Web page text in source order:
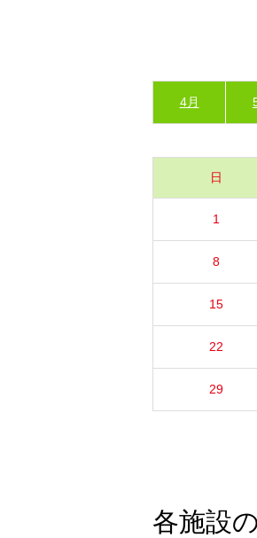
4月
日
1
8
15
22
29
各施設